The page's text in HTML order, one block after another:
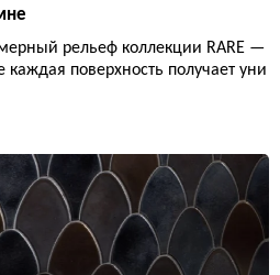
рельеф коллекции RARE —
каждая поверхность получает уни